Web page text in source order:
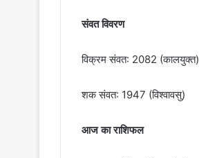
संवत विवरण
विक्रम संवत: 2082 (कालयुक्त)
शक संवत: 1947 (विश्वावसु)
आज का राशिफल